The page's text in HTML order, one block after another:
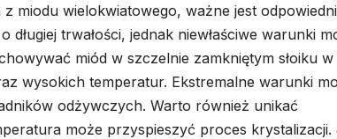
miodu wielokwiatowego, ważne jest
trwałości, jednak niewłaściwe warunki
miód w szczelnie zamkniętym słoiku w
wysokich temperatur. Ekstremalne warunki
odżywczych. Warto również unikać
może przyspieszyć proces krystalizacji.